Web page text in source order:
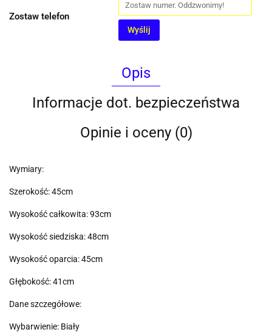
Zostaw telefon
Wyślij
Opis
Informacje dot. bezpieczeństwa
Opinie i oceny (0)
Wymiary:
Szerokość: 45cm
Wysokość całkowita: 93cm
Wysokość siedziska: 48cm
Wysokość oparcia: 45cm
Głębokość: 41cm
Dane szczegółowe:
Wybarwienie: Biały